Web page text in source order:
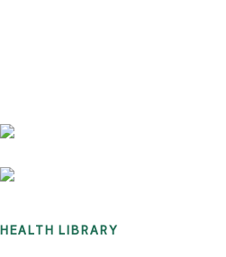
HEALTH LIBRARY